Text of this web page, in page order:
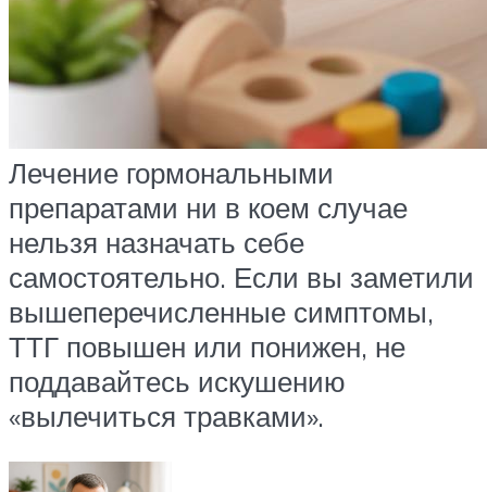
Лечение гормональными
препаратами ни в коем случае
нельзя назначать себе
самостоятельно. Если вы заметили
вышеперечисленные симптомы,
ТТГ повышен или понижен, не
поддавайтесь искушению
«вылечиться травками».